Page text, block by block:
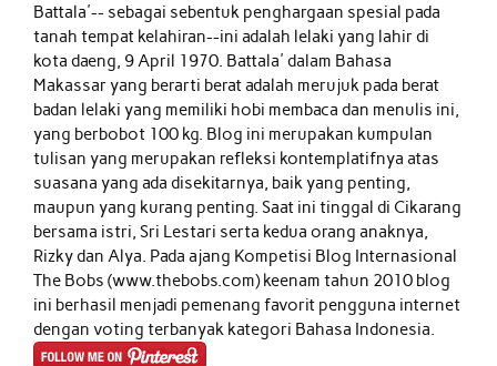
Battala'-- sebagai sebentuk penghargaan spesial pada
tanah tempat kelahiran--ini adalah lelaki yang lahir di
kota daeng, 9 April 1970. Battala' dalam Bahasa
Makassar yang berarti berat adalah merujuk pada berat
badan lelaki yang memiliki hobi membaca dan menulis ini,
yang berbobot 100 kg. Blog ini merupakan kumpulan
tulisan yang merupakan refleksi kontemplatifnya atas
suasana yang ada disekitarnya, baik yang penting,
maupun yang kurang penting. Saat ini tinggal di Cikarang
bersama istri, Sri Lestari serta kedua orang anaknya,
Rizky dan Alya. Pada ajang Kompetisi Blog Internasional
The Bobs (www.thebobs.com) keenam tahun 2010 blog
ini berhasil menjadi pemenang favorit pengguna internet
dengan voting terbanyak kategori Bahasa Indonesia.